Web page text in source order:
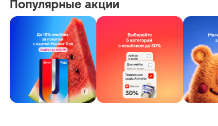
Популярные акции